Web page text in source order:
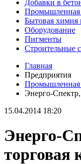
Добавки в
Промышленная
Бытовая химия
Оборудование
Пигменты
Строительные
Главная
Предприятия
Промышленная
Энерго-
15.04.2014 18:20
Энерго-
торговая